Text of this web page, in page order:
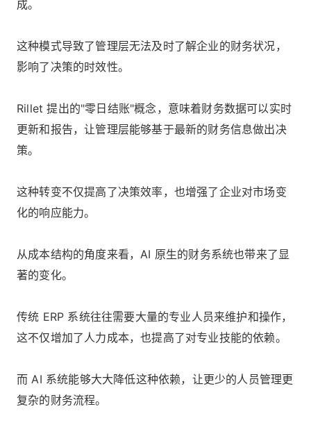
成。
这种模式导致了管理层无法及时了解企业的财务状况，
影响了决策的时效性。
Rillet 提出的"零日结账"概念，意味着财务数据可以实时
更新和报告，让管理层能够基于最新的财务信息做出决
策。
这种转变不仅提高了决策效率，也增强了企业对市场变
化的响应能力。
从成本结构的角度来看，AI 原生的财务系统也带来了显
著的变化。
传统 ERP 系统往往需要大量的专业人员来维护和操作，
这不仅增加了人力成本，也提高了对专业技能的依赖。
而 AI 系统能够大大降低这种依赖，让更少的人员管理更
复杂的财务流程。